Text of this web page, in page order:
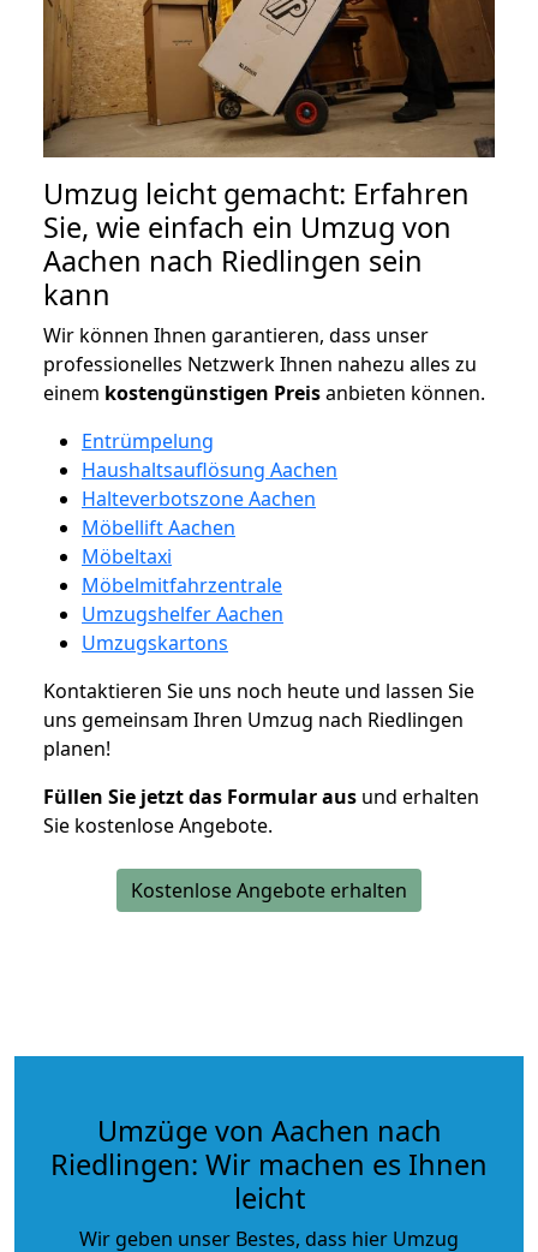
Umzug leicht gemacht: Erfahren
Sie, wie einfach ein Umzug von
Aachen nach Riedlingen sein
kann
Wir können Ihnen garantieren, dass unser
professionelles Netzwerk Ihnen nahezu alles zu
einem kostengünstigen Preisanbieten können.
Entrümpelung
Haushaltsauflösung Aachen
Halteverbotszone Aachen
Möbellift Aachen
Möbeltaxi
Möbelmitfahrzentrale
Umzugshelfer Aachen
Umzugskartons
Kontaktieren Sie uns noch heute und lassen Sie
uns gemeinsam Ihren Umzug nach Riedlingen
planen!
Füllen Sie jetzt das Formular aus und erhalten
Sie kostenlose Angebote.
Kostenlose Angebote erhalten
Umzüge von Aachen nach
Riedlingen: Wir machen es Ihnen
leicht
Wir geben unser Bestes, dass hier Umzug